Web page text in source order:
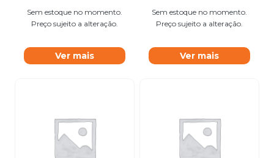
Sem estoque no momento.
Preço sujeito a alteração.
Ver mais
Sem estoque no momento.
Preço sujeito a alteração.
Ver mais